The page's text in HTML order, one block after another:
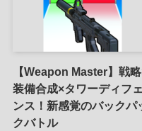
【Weapon Master】戦
装備合成×タワーディフェ
ンス！新感覚のバックパ
クバトル